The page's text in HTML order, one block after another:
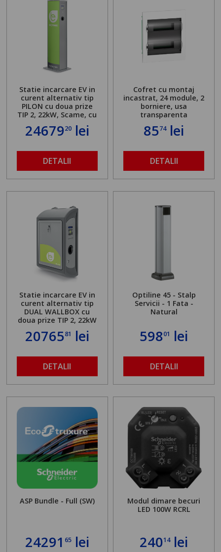
Statie incarcare EV in
curent alternativ tip
PILON cu doua prize
TIP 2, 22kW, Scame, cu
server local
2467920lei
DETALII
Cofret cu montaj
incastrat, 24 module, 2
borniere, usa
transparenta
8574lei
DETALII
Statie incarcare EV in
curent alternativ tip
DUAL WALLBOX cu
doua prize TIP 2, 22kW
2076581 lei
DETALII
Optiline 45 - Stalp
Servicii - 1 Fata -
Natural
59801 lei
DETALII
ASP Bundle - Full (SW)
24291 65lei
Modul dimare becuri
LED 100W RCRL
24014lei